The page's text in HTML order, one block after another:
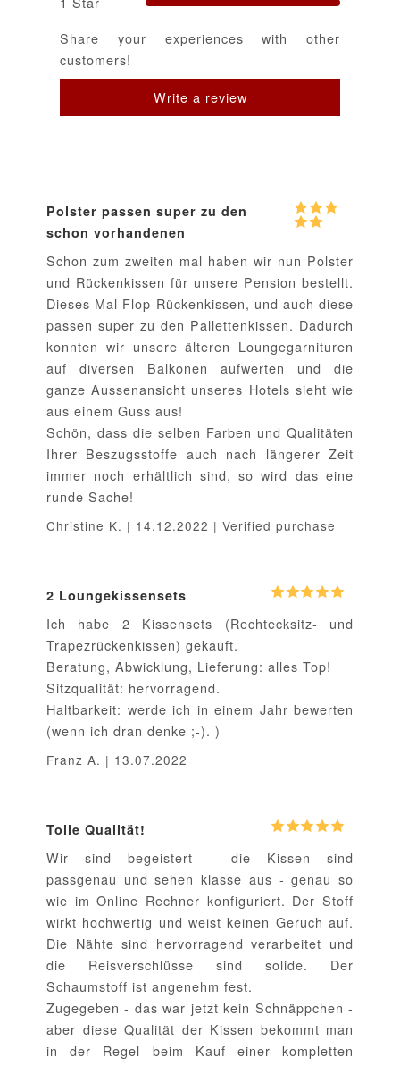
Share your experiences with other
customers!
Polster passen super zu den
schon vorhandenen
Schon zum zweiten mal haben wir nun Polster
und Rückenkissen für unsere Pension bestellt.
Dieses Mal Flop-Rückenkissen, und auch diese
passen super zu den Pallettenkissen. Dadurch
konnten wir unsere älteren Loungegarnituren
auf diversen Balkonen aufwerten und die
ganze Aussenansicht unseres Hotels sieht wie
aus einem Guss aus!
Schön, dass die selben Farben und Qualitäten
Ihrer Beszugsstoffe auch nach längerer Zeit
immer noch erhältlich sind, so wird das eine
runde Sache!
Christine K. | 14.12.2022 | Verified purchase
2 Loungekissensets
Ich habe 2 Kissensets (Rechtecksitz- und
Trapezrückenkissen) gekauft.
Beratung, Abwicklung, Lieferung: alles Top!
Sitzqualität: hervorragend.
Haltbarkeit: werde ich in einem Jahr bewerten
(wenn ich dran denke ;-). )
Franz A. | 13.07.2022
Tolle Qualität!
Wir sind begeistert - die Kissen sind
passgenau und sehen klasse aus - genau so
wie im Online Rechner konfiguriert. Der Stoff
wirkt hochwertig und weist keinen Geruch auf.
Die Nähte sind hervorragend verarbeitet und
die Reisverschlüsse sind solide. Der
Schaumstoff ist angenehm fest.
Zugegeben - das war jetzt kein Schnäppchen -
aber diese Qualität der Kissen bekommt man
in der Regel beim Kauf einer kompletten